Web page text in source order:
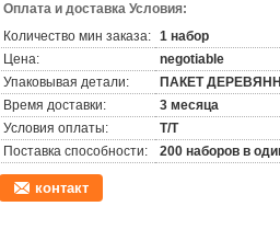
Оплата и доставка Условия:
Количество мин заказа: 1 набор
Цена:
negotiable
Упаковывая детали:
ПАКЕТ
Время доставки:
3 месяца
Условия оплаты:
T/T
Поставка способности:
200 наборов в
контакт